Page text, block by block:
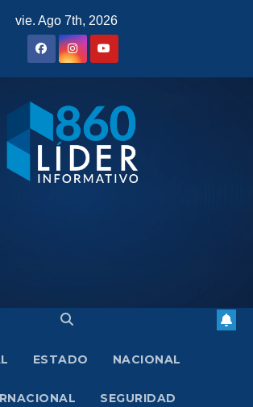
vie. Ago 7th, 2026
ESTADO NACIONAL
SEGURIDAD